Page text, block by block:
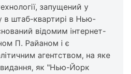
запущений у
штаб-квартирі в Нью-
відомим інтернет-
П. Райаном і є
агентством, на яке
видання, як "Нью-Йорк